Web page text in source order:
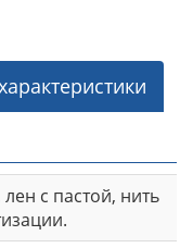
с пастой, нить